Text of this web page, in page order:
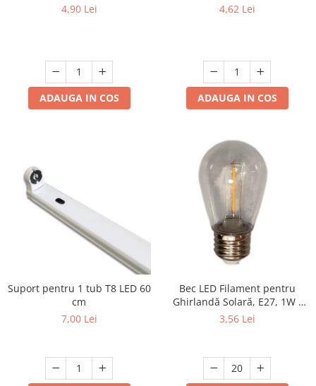
4,90 Lei
ADAUGA IN COS
4,62 Lei
ADAUGA IN COS
Suport pentru 1 tub T8 LED 60
cm
7,00 Lei
Bec LED Filament pentru
Ghirlandă Solară, E27, 1W -
Set 20 Bucăți
3,56 Lei